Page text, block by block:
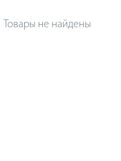
Товары не найдены